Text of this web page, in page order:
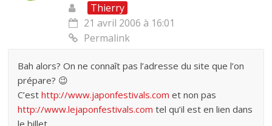
Thierry
21 avril 2006 à 16:01
Permalink
Bah alors? On ne connaît pas l’adresse du site que l’on
prépare? 😉
C’esthttp://www.japonfestivals.com et non pas
http://www.lejaponfestivals.com tel qu’il est en lien dans
le billet.